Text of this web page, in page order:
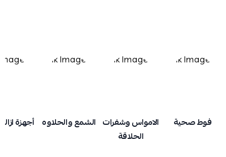
فوط صحية
الامواس وشفرات
الحلاقة
الشمع والحلاوه أجهزة